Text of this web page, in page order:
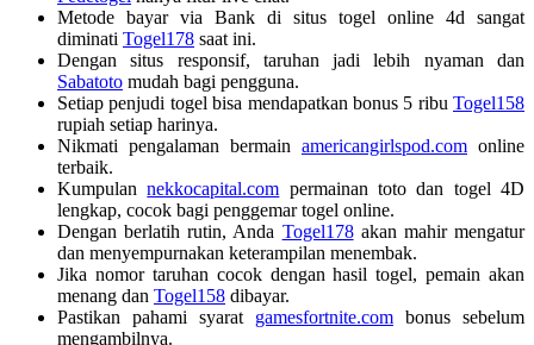
Metode bayar via Bank di situs togel online 4d sangat
diminati Togel178 saat ini.
Dengan situs responsif, taruhan jadi lebih nyaman dan
Sabatoto mudah bagi pengguna.
Setiap penjudi togel bisa mendapatkan bonus 5 ribu Togel158
rupiah setiap harinya.
Nikmati pengalaman bermain americangirlspod.com online
terbaik.
Kumpulannekkocapital.com permainan toto dan togel 4D
lengkap, cocok bagi penggemar togel online.
Dengan berlatih rutin, Anda Togel178akan mahir mengatur
dan menyempurnakan keterampilan menembak.
Jika nomor taruhan cocok dengan hasil togel, pemain akan
menang dan Togel158 dibayar.
Pastikan pahami syarat gamesfortnite.com bonus sebelum
mengambilnya.